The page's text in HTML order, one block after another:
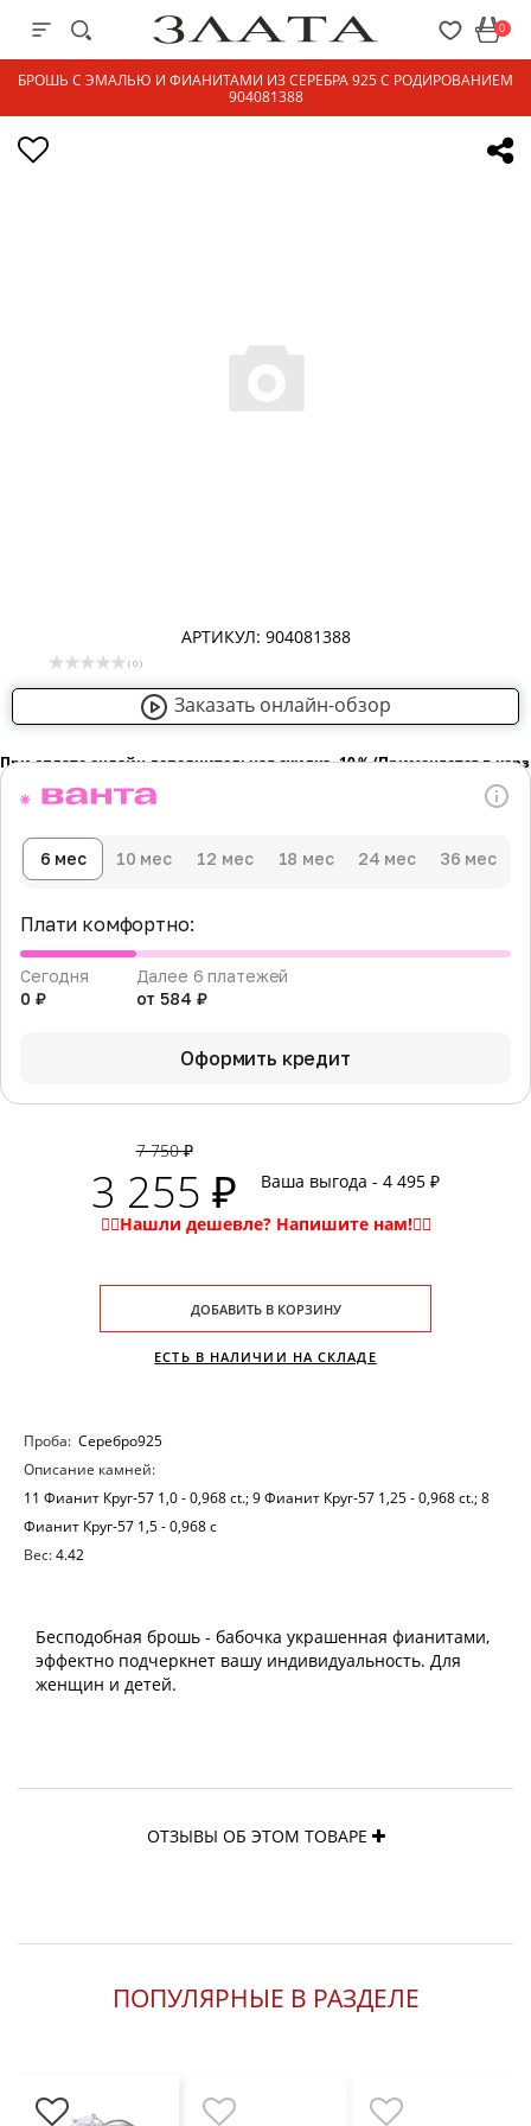
0
БРОШЬ С ЭМАЛЬЮ И ФИАНИТАМИ ИЗ СЕРЕБРА 925 С РОДИРОВАНИЕМ
904081388
АРТИКУЛ: 904081388
( 0 )
Заказать онлайн-обзор
При оплате онлайн дополнительная скидка -10％ (Применяется в
7 750 ₽
3 255 ₽ Ваша выгода - 4 495 ₽
6 мес 10 мес 12 мес 18 мес 24 мес 36 мес
Плати комфортно:
Сегодня
0 ₽
Далее 6 платежей
от 584 ₽
Оформить кредит
ДОБАВИТЬ В КОРЗИНУ
ЕСТЬ В НАЛИЧИИ НА СКЛАДЕ
Проба: Серебро925
Описание камней:
11 Фианит Круг-57 1,0 - 0,968 ct.; 9 Фианит Круг-57 1,25 - 0,968 ct.; 8
Фианит Круг-57 1,5 - 0,968 c
Вес:4.42
Бесподобная брошь - бабочка украшенная фианитами,
эффектно подчеркнет вашу индивидуальность. Для
женщин и детей.
ОТЗЫВЫ ОБ ЭТОМ ТОВАРЕ
ПОПУЛЯРНЫЕ В РАЗДЕЛЕ